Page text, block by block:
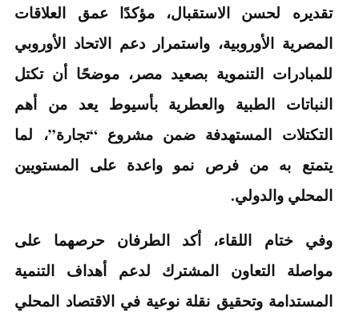
تقديره لحسن الاستقبال، مؤكدًا عمق العلاقات
المصرية الأوروبية، واستمرار دعم الاتحاد الأوروبي
للمبادرات التنموية بصعيد مصر، موضحًا أن تكتل
النباتات الطبية والعطرية بأسيوط يعد من أهم
التكتلات المستهدفة ضمن مشروع “تجارة”، لما
يتمتع به من فرص نمو واعدة على المستويين
المحلي والدولي.
وفي ختام اللقاء، أكد الطرفان حرصهما على
مواصلة التعاون المشترك لدعم أهداف التنمية
المستدامة وتحقيق نقلة نوعية في الاقتصاد المحلي